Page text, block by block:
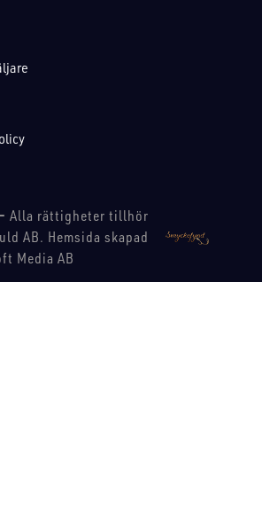
Alla rättigheter tillhör
AB. Hemsida skapad
Media AB